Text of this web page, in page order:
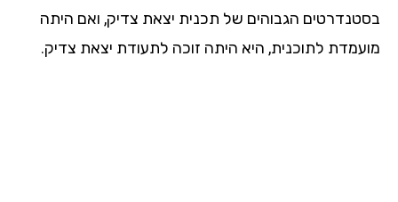
הגבוהים של תכנית יצאת צדיק, ואם היתה
לתוכנית, היא היתה זוכה לתעודת יצאת צדיק.